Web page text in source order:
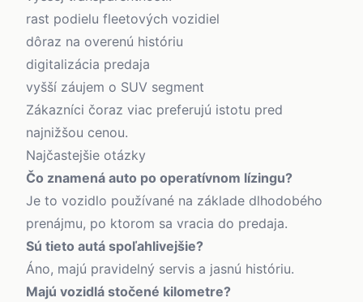
rast podielu fleetových vozidiel
dôraz na overenú históriu
digitalizácia predaja
vyšší záujem o SUV segment
Zákazníci čoraz viac preferujú istotu pred
najnižšou cenou.
Najčastejšie otázky
Čo znamená auto po operatívnom lízingu?
Je to vozidlo používané na základe dlhodobého
prenájmu, po ktorom sa vracia do predaja.
Sú tieto autá spoľahlivejšie?
Áno, majú pravidelný servis a jasnú históriu.
Majú vozidlá stočené kilometre?